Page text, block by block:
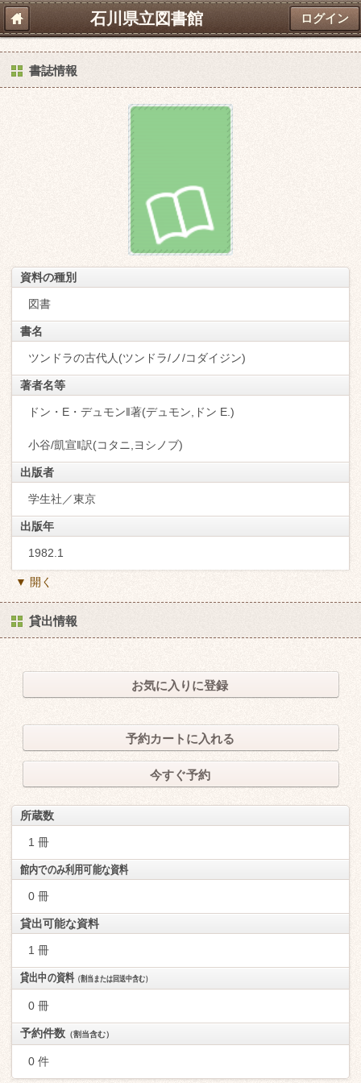
石川県立図書館 ログイン
書誌情報
資料の種別
図書
書名
ツンドラの古代人(ツンドラ/ノ/コダイジン)
著者名等
ドン・E・デュモン‖著(デュモン,ドン E.)
小谷/凱宣‖訳(コタニ,ヨシノブ)
出版者
学生社／東京
出版年
1982.1
▼ 開く
貸出情報
お気に入りに登録
予約カートに入れる
今すぐ予約
所蔵数
1 冊
館内でのみ利用可能な資料
0 冊
貸出可能な資料
1 冊
貸出中の資料（割当または回送中含む）
0 冊
予約件数 （割当含む）
0 件